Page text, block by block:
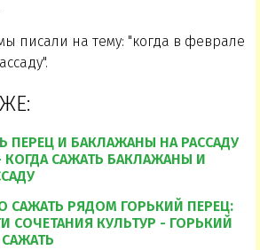
писали на тему: "когда в феврале
ПЕРЕЦ И БАКЛАЖАНЫ НА РАССАДУ
КОГДА САЖАТЬ БАКЛАЖАНЫ И
САЖАТЬ РЯДОМ ГОРЬКИЙ ПЕРЕЦ:
СОЧЕТАНИЯ КУЛЬТУР - ГОРЬКИЙ